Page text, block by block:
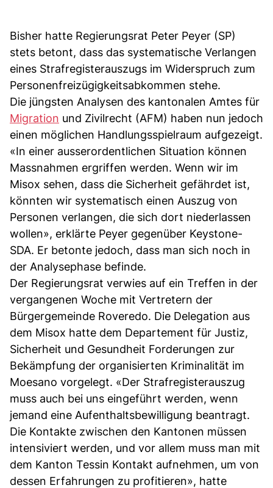
Bisher hatte Regierungsrat Peter Peyer (SP)
stets betont, dass das systematische Verlangen
eines Strafregisterauszugs im Widerspruch zum
Personenfreizügigkeitsabkommen stehe.
Die jüngsten Analysen des kantonalen Amtes für
Migration und Zivilrecht (AFM) haben nun jedoch
einen möglichen Handlungsspielraum aufgezeigt.
«In einer ausserordentlichen Situation können
Massnahmen ergriffen werden. Wenn wir im
Misox sehen, dass die Sicherheit gefährdet ist,
könnten wir systematisch einen Auszug von
Personen verlangen, die sich dort niederlassen
wollen», erklärte Peyer gegenüber Keystone-
SDA. Er betonte jedoch, dass man sich noch in
der Analysephase befinde.
Der Regierungsrat verwies auf ein Treffen in der
vergangenen Woche mit Vertretern der
Bürgergemeinde Roveredo. Die Delegation aus
dem Misox hatte dem Departement für Justiz,
Sicherheit und Gesundheit Forderungen zur
Bekämpfung der organisierten Kriminalität im
Moesano vorgelegt. «Der Strafregisterauszug
muss auch bei uns eingeführt werden, wenn
jemand eine Aufenthaltsbewilligung beantragt.
Die Kontakte zwischen den Kantonen müssen
intensiviert werden, und vor allem muss man mit
dem Kanton Tessin Kontakt aufnehmen, um von
dessen Erfahrungen zu profitieren», hatte